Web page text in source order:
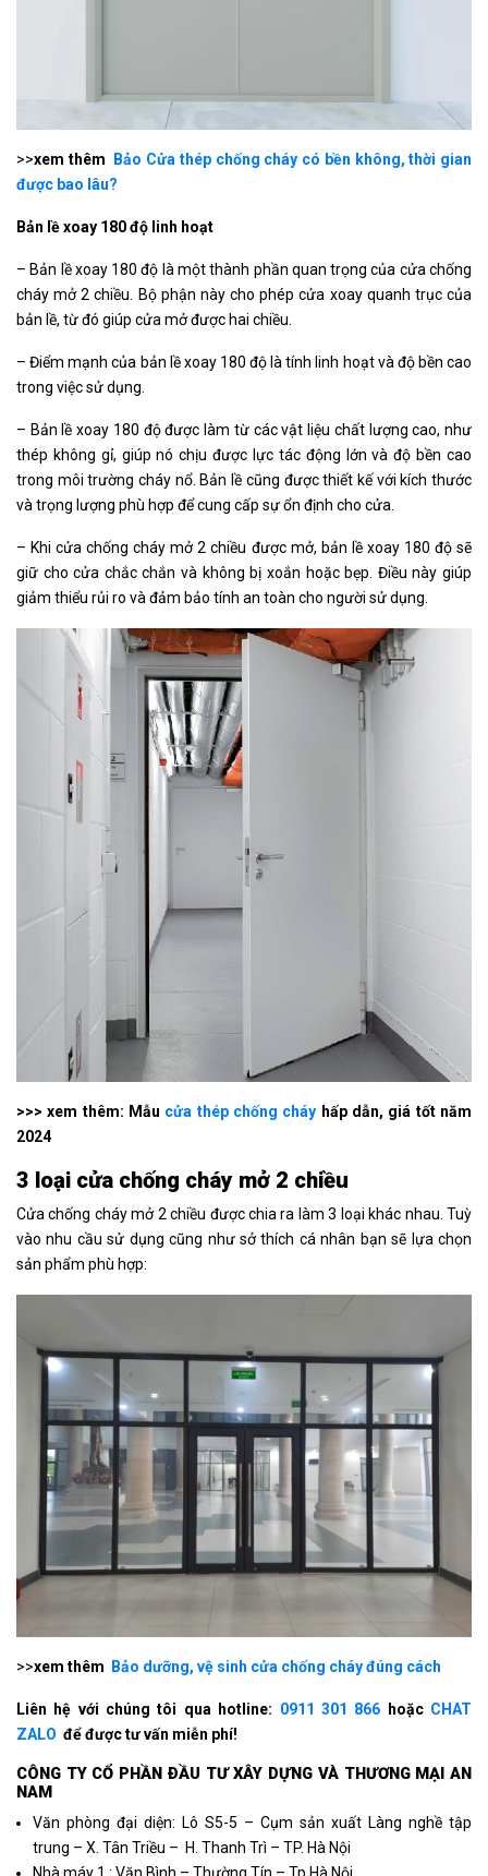
>>xem thêm
Bảo Cửa thép chống cháy có bền không, thời gian
được bao lâu?
Bản lề xoay 180 độ linh hoạt
– Bản lề xoay 180 độ là một thành phần quan trọng của cửa chống
cháy mở 2 chiều. Bộ phận này cho phép cửa xoay quanh trục của
bản lề, từ đó giúp cửa mở được hai chiều.
– Điểm mạnh của bản lề xoay 180 độ là tính linh hoạt và độ bền cao
trong việc sử dụng.
– Bản lề xoay 180 độ được làm từ các vật liệu chất lượng cao, như
thép không gỉ, giúp nó chịu được lực tác động lớn và độ bền cao
trong môi trường cháy nổ. Bản lề cũng được thiết kế với kích thước
và trọng lượng phù hợp để cung cấp sự ổn định cho cửa.
– Khi cửa chống cháy mở 2 chiều được mở, bản lề xoay 180 độ sẽ
giữ cho cửa chắc chắn và không bị xoắn hoặc bẹp. Điều này giúp
giảm thiểu rủi ro và đảm bảo tính an toàn cho người sử dụng.
>>> xem thêm: Mẫu cửa thép chống cháy hấp dẫn, giá tốt năm
2024
3 loại cửa chống cháy mở 2 chiều
Cửa chống cháy mở 2 chiều được chia ra làm 3 loại khác nhau. Tuỳ
vào nhu cầu sử dụng cũng như sở thích cá nhân bạn sẽ lựa chọn
sản phẩm phù hợp:
>>xem thêm Bảo dưỡng, vệ sinh cửa chống cháy đúng cách
Liên hệ với chúng tôi qua hotline: 0911 301 866 hoặcCHAT
ZALO để được tư vấn miễn phí!
CÔNG TY CỔ PHẦN ÐẦU TƯ XÂY DỰNG VÀ THƯƠNG MẠI AN
NAM
Văn phòng đại diện: Lô S5-5 – Cụm sản xuất Làng nghề tập
trung – X. Tân Triều – H. Thanh Trì – TP. Hà Nội